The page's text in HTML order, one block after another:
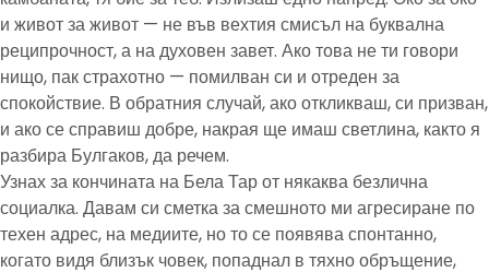
и живот за живот — не във вехтия смисъл на буквална
реципрочност, а на духовен завет. Ако това не ти говори
нищо, пак страхотно — помилван си и отреден за
спокойствие. В обратния случай, ако откликваш, си призван,
и ако се справиш добре, накрая ще имаш светлина, както я
разбира Булгаков, да речем.
Узнах за кончината на Бела Тар от някаква безлична
социалка. Давам си сметка за смешното ми агресиране по
техен адрес, на медиите, но то се появява спонтанно,
когато видя близък човек, попаднал в тяхно обръщение,